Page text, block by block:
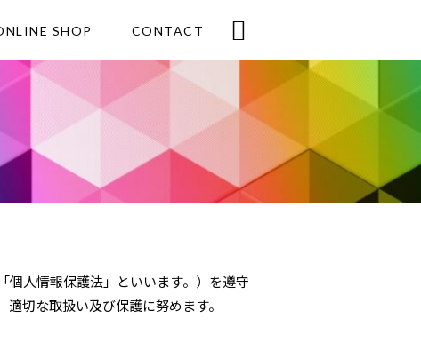
SHOP CONTACT 
個人情報保護法」といいます。）を遵守
切な取扱い及び保護に努めます。